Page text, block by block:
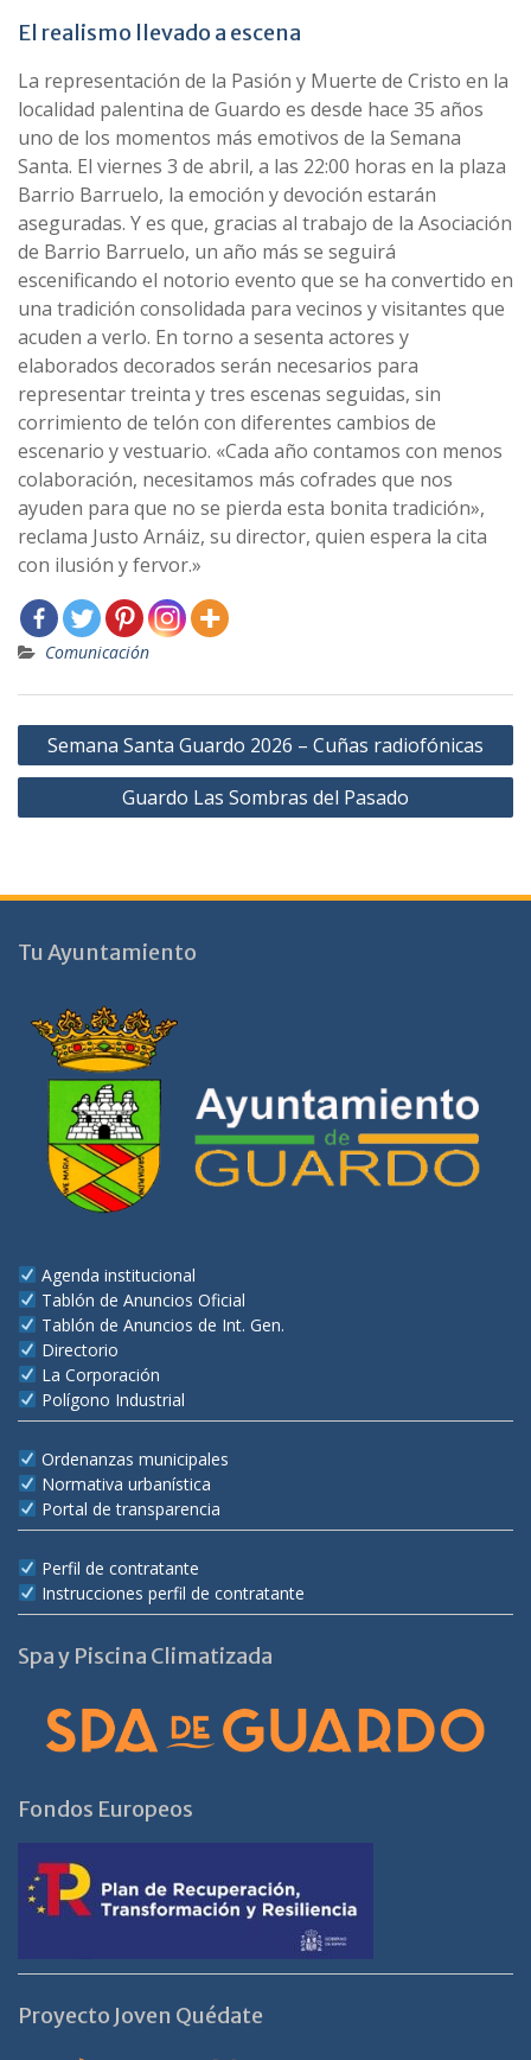
El realismo llevado a escena
La representación de la Pasión y Muerte de Cristo en la
localidad palentina de Guardo es desde hace 35 años
uno de los momentos más emotivos de la Semana
Santa. El viernes 3 de abril, a las 22:00 horas en la plaza
Barrio Barruelo, la emoción y devoción estarán
aseguradas. Y es que, gracias al trabajo de la Asociación
de Barrio Barruelo, un año más se seguirá
escenificando el notorio evento que se ha convertido en
una tradición consolidada para vecinos y visitantes que
acuden a verlo. En torno a sesenta actores y
elaborados decorados serán necesarios para
representar treinta y tres escenas seguidas, sin
corrimiento de telón con diferentes cambios de
escenario y vestuario. «Cada año contamos con menos
colaboración, necesitamos más cofrades que nos
ayuden para que no se pierda esta bonita tradición»,
reclama Justo Arnáiz, su director, quien espera la cita
con ilusión y fervor.»
Comunicación
Navegación
de
Semana Santa Guardo 2026 – Cuñas radiofónicas
Guardo Las Sombras del Pasado
Tu Ayuntamiento
Agenda institucional
Tablón de Anuncios Oficial
Tablón de Anuncios de Int. Gen.
Directorio
La Corporación
Polígono Industrial
Ordenanzas municipales
Normativa urbanística
Portal de transparencia
Perfil de contratante
Instrucciones perfil de contratante
Spa y Piscina Climatizada
Fondos Europeos
Proyecto Joven Quédate